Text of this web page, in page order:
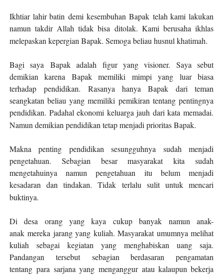
Ikhtiar lahir batindemi kesembuhan Bapak telah kami lakukan
namun takdir Allah tidak bisa ditolak. Kami berusaha ikhlas
melepaskan kepergian Bapak. Semoga beliau husnul khatimah.
Bagi saya Bapak adalah figur yang visioner. Saya sebut
demikian karena Bapak memiliki mimpi yang luar biasa
terhadappendidikan. Rasanya hanya Bapak dari teman
seangkatan beliau yang memiliki pemikiran tentang pentingnya
pendidikan. Padahal ekonomi keluarga jauh dari kata memadai.
Namun demikian pendidikan tetap menjadi prioritas Bapak.
Makna penting pendidikan sesungguhnya sudah menjadi
pengetahuan. Sebagian besar masyarakat kita sudah
mengetahuinya namun pengetahuan itu belum menjadi
kesadaran dan tindakan. Tidak terlalu sulit untuk mencari
buktinya.
Di desa orang yang kaya cukup banyak namun anak-
anakmereka jarang yangkuliah. Masyarakat umumnya melihat
kuliah sebagai kegiatan yang menghabiskan uang saja.
Pandangan tersebut sebagian berdasaran pengamatan
tentangparasarjana yang mengangguratau kalaupun bekerja